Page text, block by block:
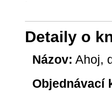
Detaily o
Názov: Ahoj,
Objednávací